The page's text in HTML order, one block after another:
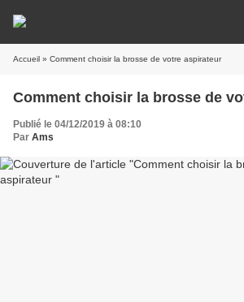
Accueil » Comment choisir la brosse de votre aspirateur
Comment choisir la brosse de
Publié le 04/12/2019 à 08:10
Par Ams